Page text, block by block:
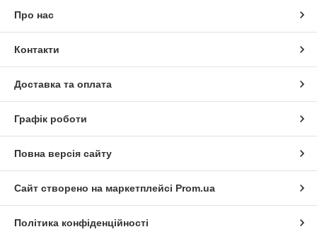
Про нас
Контакти
Доставка та оплата
Графік роботи
Повна версія сайту
Сайт створено на маркетплейсі Prom.ua
Політика конфіденційності